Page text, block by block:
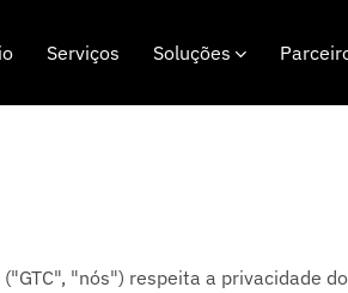
Serviços Soluções
("GTC", "nós") respeita a privacidade